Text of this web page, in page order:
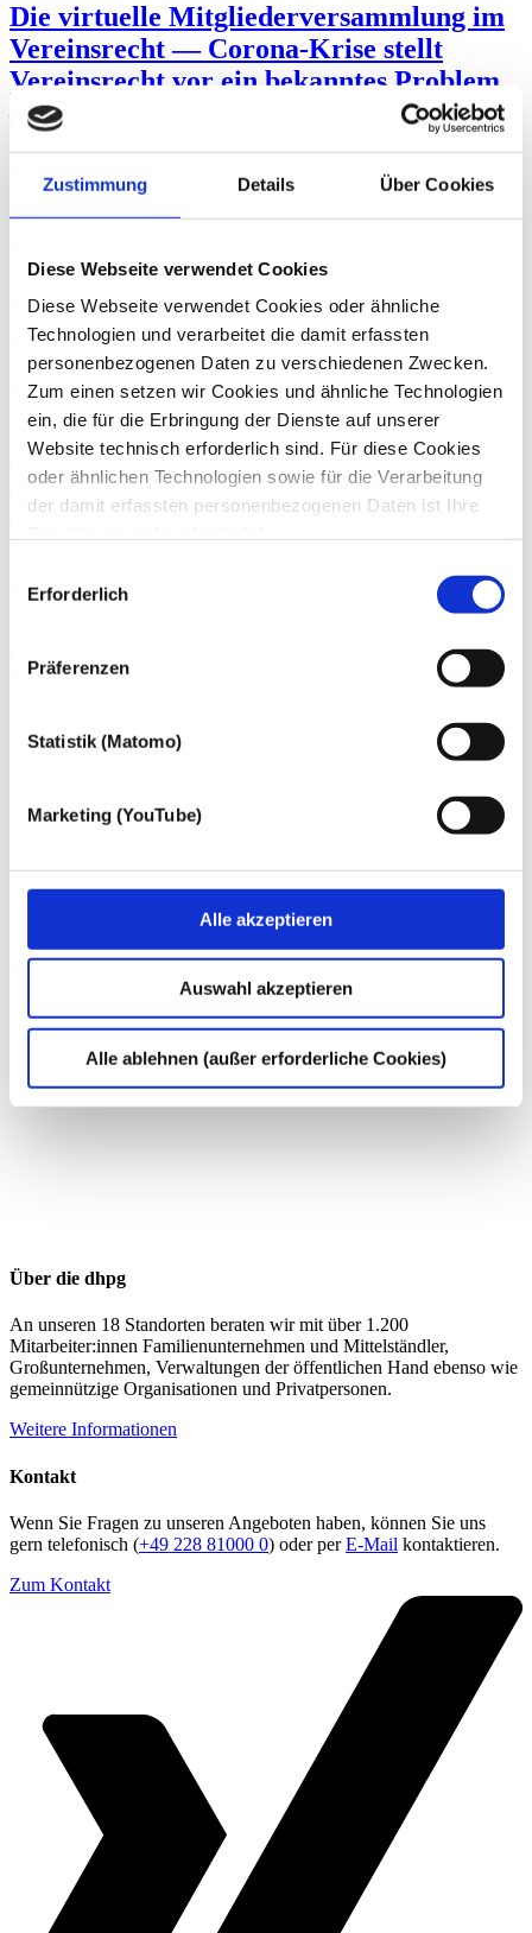
Zustimmung Details Über Cookies
Diese Webseite verwendet Cookies
Diese Webseite verwendet Cookies oder ähnliche
Technologien und verarbeitet die damit erfassten
personenbezogenen Daten zu verschiedenen Zwecken.
Zum einen setzen wir Cookies und ähnliche Technologien
ein, die für die Erbringung der Dienste auf unserer
Website technisch erforderlich sind. Für diese Cookies
oder ähnlichen Technologien sowie für die Verarbeitung
der damit erfassten personenbezogenen Daten ist Ihre
mit Ihrer ausdrücklichen Einwilligung einsetzen und die
Erforderlich
Präferenzen
Statistik (Matomo)
Marketing (YouTube)
Alle akzeptieren
Auswahl akzeptieren
Alle ablehnen (außer erforderliche Cookies)
Die virtuelle Mitgliederversammlung im
Vereinsrecht — Corona-Krise stellt
Vereinsrecht vor ein bekanntes Problem
— Gesetzgeber reagiert
welchem Umfang Mitgliederversammlungen oder
Aktualität gewinnen. Die Regierung hat kurzfristig hierauf reagiert
erleichtern soll, Versammlungen auch ohne die körperliche
Anwesenheit der Mitglieder stattfinden zu lassen. Hier erfahren Sie
mehr.
Coronavirus
14. Februar2020
Umsatzsteuerliche
Unternehmereigenschaft von Mitgliedern
eines Aufsichtsrats
Nachdem der Gerichtshof der Europäischen Union im Juni 2019 zur
umsatzsteuerlichen Unternehmereigenschaft von
Umsatzsteuerberatung
Dr. Andreas Rohde
Zum Profil von Dr. Andreas Rohde
Christina Schrey
Rechtsanwältin, Fachanwältin für Steuerrecht
Zum Profil von Christina Schrey
Gesellschaftsrecht
Über die dhpg
An unseren 18 Standorten beraten wir mit über 1.200
Mitarbeiter:innen Familienunternehmen und Mittelständler,
Großunternehmen, Verwaltungen der öffentlichen Hand ebenso wie
gemeinnützige Organisationen und Privatpersonen.
Weitere Informationen
Kontakt
Wenn Sie Fragen zu unseren Angeboten haben, können Sie uns
gern telefonisch (+49 228 81000 0) oder perE-Mail kontaktieren.
Zum Kontakt